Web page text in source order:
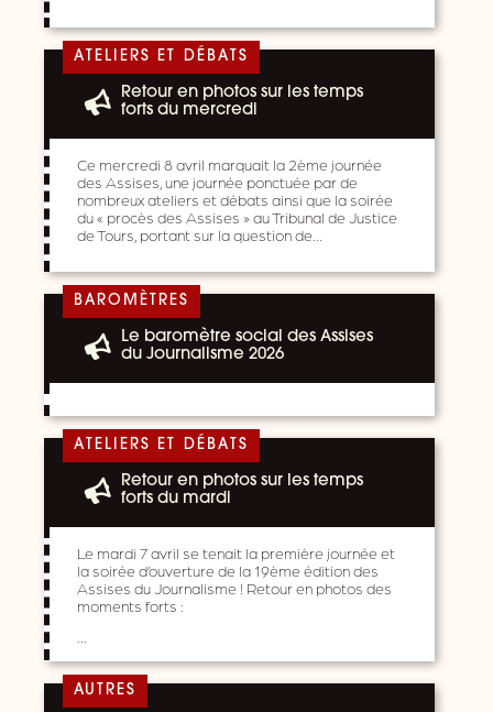
ATELIERS ET DÉBATS
Retour en photos sur les temps
forts du mercredi
Ce mercredi 8 avril marquait la 2ème journée
des Assises, une journée ponctuée par de
nombreux ateliers et débats ainsi que la soirée
du « procès des Assises » au Tribunal de Justice
de Tours, portant sur la question de…
BAROMÈTRES
Le baromètre social des Assises
du Journalisme 2026
ATELIERS ET DÉBATS
Retour en photos sur les temps
forts du mardi
Le mardi 7 avril se tenait la première journée et
la soirée d’ouverture de la 19ème édition des
Assises du Journalisme ! Retour en photos des
moments forts :
AUTRES